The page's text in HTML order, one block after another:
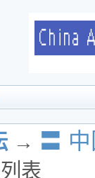
→ 〓
表